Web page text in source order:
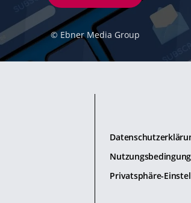
© Ebner Media Group
Privatsphäre-